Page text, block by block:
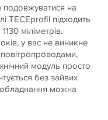
на
TECEprofil підходить
міліметрів.
у вас не виникне
модуль просто
без зайвих
обладнання можна